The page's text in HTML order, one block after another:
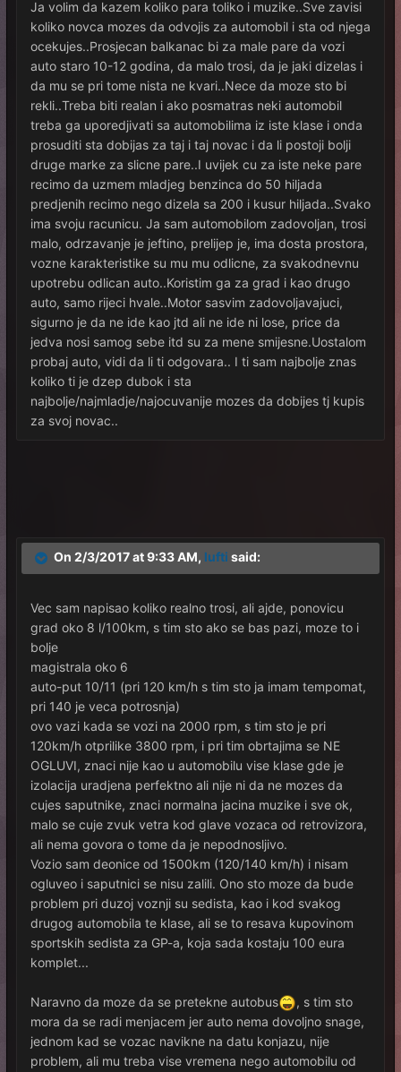
Ja volim da kazem koliko para toliko i muzike..Sve zavisi
koliko novca mozes da odvojis za automobil i sta od njega
ocekujes..Prosjecan balkanac bi za male pare da vozi
auto staro 10-12 godina, da malo trosi, da je jaki dizelas i
da mu se pri tome nista ne kvari..Nece da moze sto bi
rekli..Treba biti realan i ako posmatras neki automobil
treba ga uporedjivati sa automobilima iz iste klase i onda
prosuditi sta dobijas za taj i taj novac i da li postoji bolji
druge marke za slicne pare..I uvijek cu za iste neke pare
recimo da uzmem mladjeg benzinca do 50 hiljada
predjenih recimo nego dizela sa 200 i kusur hiljada..Svako
ima svoju racunicu. Ja sam automobilom zadovoljan, trosi
malo, odrzavanje je jeftino, prelijep je, ima dosta prostora,
vozne karakteristike su mu mu odlicne, za svakodnevnu
upotrebu odlican auto..Koristim ga za grad i kao drugo
auto, samo rijeci hvale..Motor sasvim zadovoljavajuci,
sigurno je da ne ide kao jtd ali ne ide ni lose, price da
jedva nosi samog sebe itd su za mene smijesne.Uostalom
probaj auto, vidi da li ti odgovara.. I ti sam najbolje znas
koliko ti je dzep dubok i sta
najbolje/najmladje/najocuvanije mozes da dobijes tj kupis
za svoj novac..
On 2/3/2017 at 9:33 AM, lufti said:
Vec sam napisao koliko realno trosi, ali ajde, ponovicu
grad oko 8 l/100km, s tim sto ako se bas pazi, moze to i
bolje
magistrala oko 6
auto-put 10/11 (pri 120 km/h s tim sto ja imam tempomat,
pri 140 je veca potrosnja)
ovo vazi kada se vozi na 2000 rpm, s tim sto je pri
120km/h otprilike 3800 rpm, i pri tim obrtajima se NE
OGLUVI, znaci nije kao u automobilu vise klase gde je
izolacija uradjena perfektno ali nije ni da ne mozes da
cujes saputnike, znaci normalna jacina muzike i sve ok,
malo se cuje zvuk vetra kod glave vozaca od retrovizora,
ali nema govora o tome da je nepodnosljivo.
Vozio sam deonice od 1500km (120/140 km/h) i nisam
ogluveo i saputnici se nisu zalili. Ono sto moze da bude
problem pri duzoj voznji su sedista, kao i kod svakog
drugog automobila te klase, ali se to resava kupovinom
sportskih sedista za GP-a, koja sada kostaju 100 eura
komplet...
Naravno da moze da se pretekne autobus
, s tim sto
mora da se radi menjacem jer auto nema dovoljno snage,
jednom kad se vozac navikne na datu konjazu, nije
problem, ali mu treba vise vremena nego automobilu od